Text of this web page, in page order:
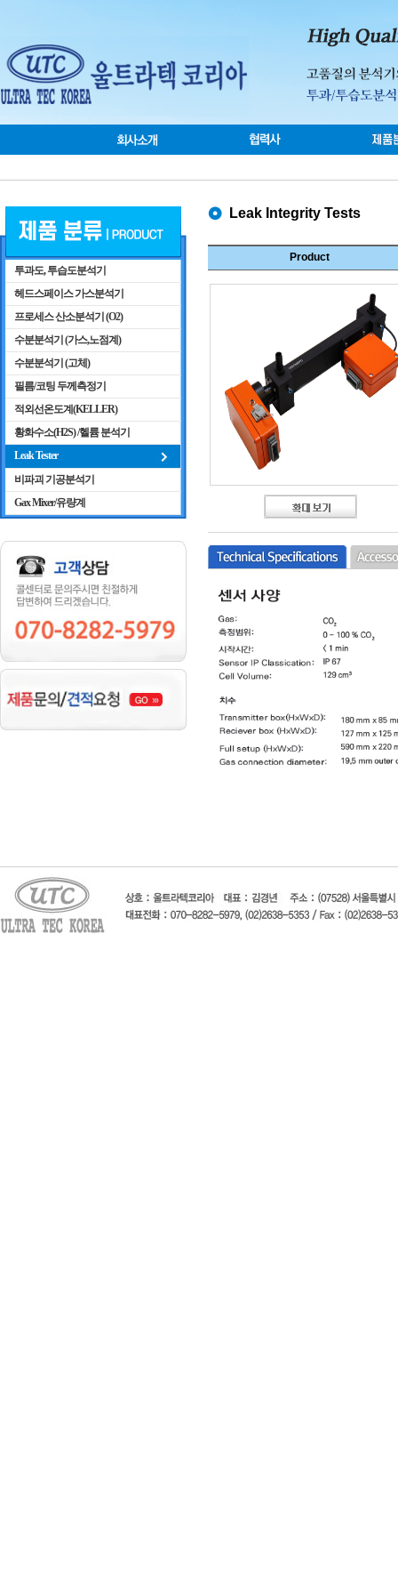
투과도, 투습도분석기
헤드스페이스 가스분석기
프로세스 산소분석기 (O2)
수분분석기 (가스,노점계)
수분분석기 (고체)
필름/코팅 두께측정기
적외선온도계(KELLER)
황화수소(H2S) /헬륨 분석기
Leak Tester
비파괴 기공분석기
Gax Mixer/유량계
Leak Integrity Tests
Product